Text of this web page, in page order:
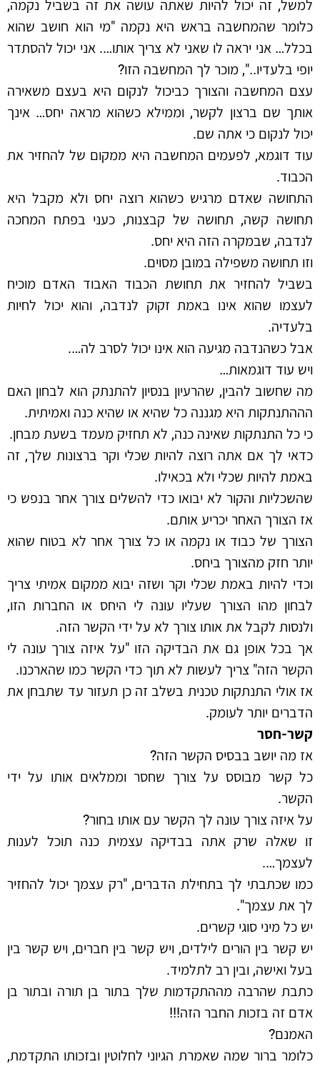
למשל, זה יכול להיות שאתה עושה את זה בשביל נקמה,
כלומר שהמחשבה בראש היא נקמה "מי הוא חושב שהוא
בכלל… אני יראה לו שאני לא צריך אותו…. אני יכול להסתדר
יופי בלעדיו..", מוכר לך המחשבה הזו?
עצם המחשבה והצורך כביכול לנקום היא בעצם משאירה
אותך שם ברצון לקשר, וממילא כשהוא מראה יחס… אינך
יכול לנקום כי אתה שם.
עוד דוגמא, לפעמים המחשבה היא ממקום של להחזיר את
הכבוד.
התחושה שאדם מרגיש כשהוא רוצה יחס ולא מקבל היא
תחושה קשה, תחושה של קבצנות, כעני בפתח המחכה
לנדבה, שבמקרה הזה היא יחס.
וזו תחושה משפילה במובן מסוים.
בשביל להחזיר את תחושת הכבוד האבוד האדם מוכיח
לעצמו שהוא אינו באמת זקוק לנדבה, והוא יכול לחיות
בלעדיה.
אבל כשהנדבה מגיעה הוא אינו יכול לסרב לה….
ויש עוד דוגמאות…
מה שחשוב להבין, שהרעיון בנסיון להתנתק הוא לבחון האם
הההתנתקות היא מגננה כל שהיא או שהיא כנה ואמיתית.
כי כל התנתקות שאינה כנה, לא תחזיק מעמד בשעת מבחן.
כדאי לך אם אתה רוצה להיות שכלי וקר ברצונות שלך, זה
באמת להיות שכלי ולא בכאילו.
שהשכליות והקור לא יבואו כדי להשלים צורך אחר בנפש כי
אז הצורך האחר יכריע אותם.
הצורך של כבוד או נקמה או כל צורך אחר לא בטוח שהוא
יותר חזק מהצורך ביחס.
וכדי להיות באמת שכלי וקר ושזה יבוא ממקום אמיתי צריך
לבחון מהו הצורך שעליו עונה לי היחס או החברות הזו,
ולנסות לקבל את אותו צורך לא על ידי הקשר הזה.
אך בכל אופן גם את הבדיקה הזו "על איזה צורך עונה לי
הקשר הזה" צריך לעשות לא תוך כדי הקשר כמו שהארכנו.
אז אולי התנתקות טכנית בשלב זה כן תעזור עד שתבחן את
הדברים יותר לעומק.
קשר-חסר
אז מה יושב בבסיס הקשר הזה?
כל קשר מבוסס על צורך שחסר וממלאים אותו על ידי
הקשר.
על איזה צורך עונה לך הקשר עם אותו בחור?
זו שאלה שרק אתה בבדיקה עצמית כנה תוכל לענות
לעצמך….
כמו שכתבתי לך בתחילת הדברים, "רק עצמך יכול להחזיר
לך את עצמך".
יש כל מיני סוגי קשרים.
יש קשר בין הורים לילדים, ויש קשר בין חברים, ויש קשר בין
בעל ואישה, ובין רב לתלמיד.
כתבת שהרבה מההתקדמות שלך בתור בן תורה ובתור בן
אדם זה בזכות החבר הזה!!!
האמנם?
כלומר ברור שמה שאמרת הגיוני לחלוטין ובזכותו התקדמת,